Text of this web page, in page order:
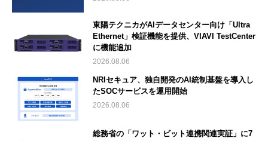
東陽テクニカがAIデータセンター向け「Ultra
Ethernet」検証機能を提供、VIAVI TestCenter
に機能追加
2026.08.06
NRIセキュア、独自開発のAI統制基盤を導入し
たSOCサービスを運用開始
2026.08.06
総務省の「ワット・ビット連携関連実証」に7